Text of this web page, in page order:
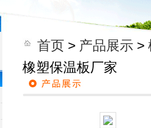
首页 > 产品展示 >
橡塑保温板厂家